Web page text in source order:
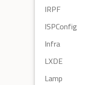
IRPF
ISPConfig
Infra
LXDE
Lamp